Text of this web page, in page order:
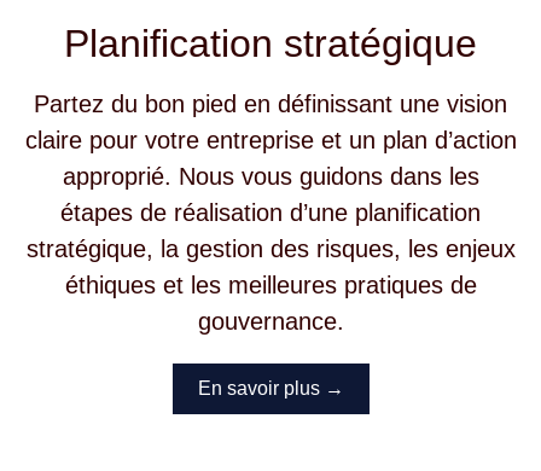
Planification stratégique
Partez du bon pied en définissant une vision
claire pour votre entreprise et un plan d’action
approprié. Nous vous guidons dans les
étapes de réalisation d’une planification
stratégique, la gestion des risques, les enjeux
éthiques et les meilleures pratiques de
gouvernance.
En savoir plus →